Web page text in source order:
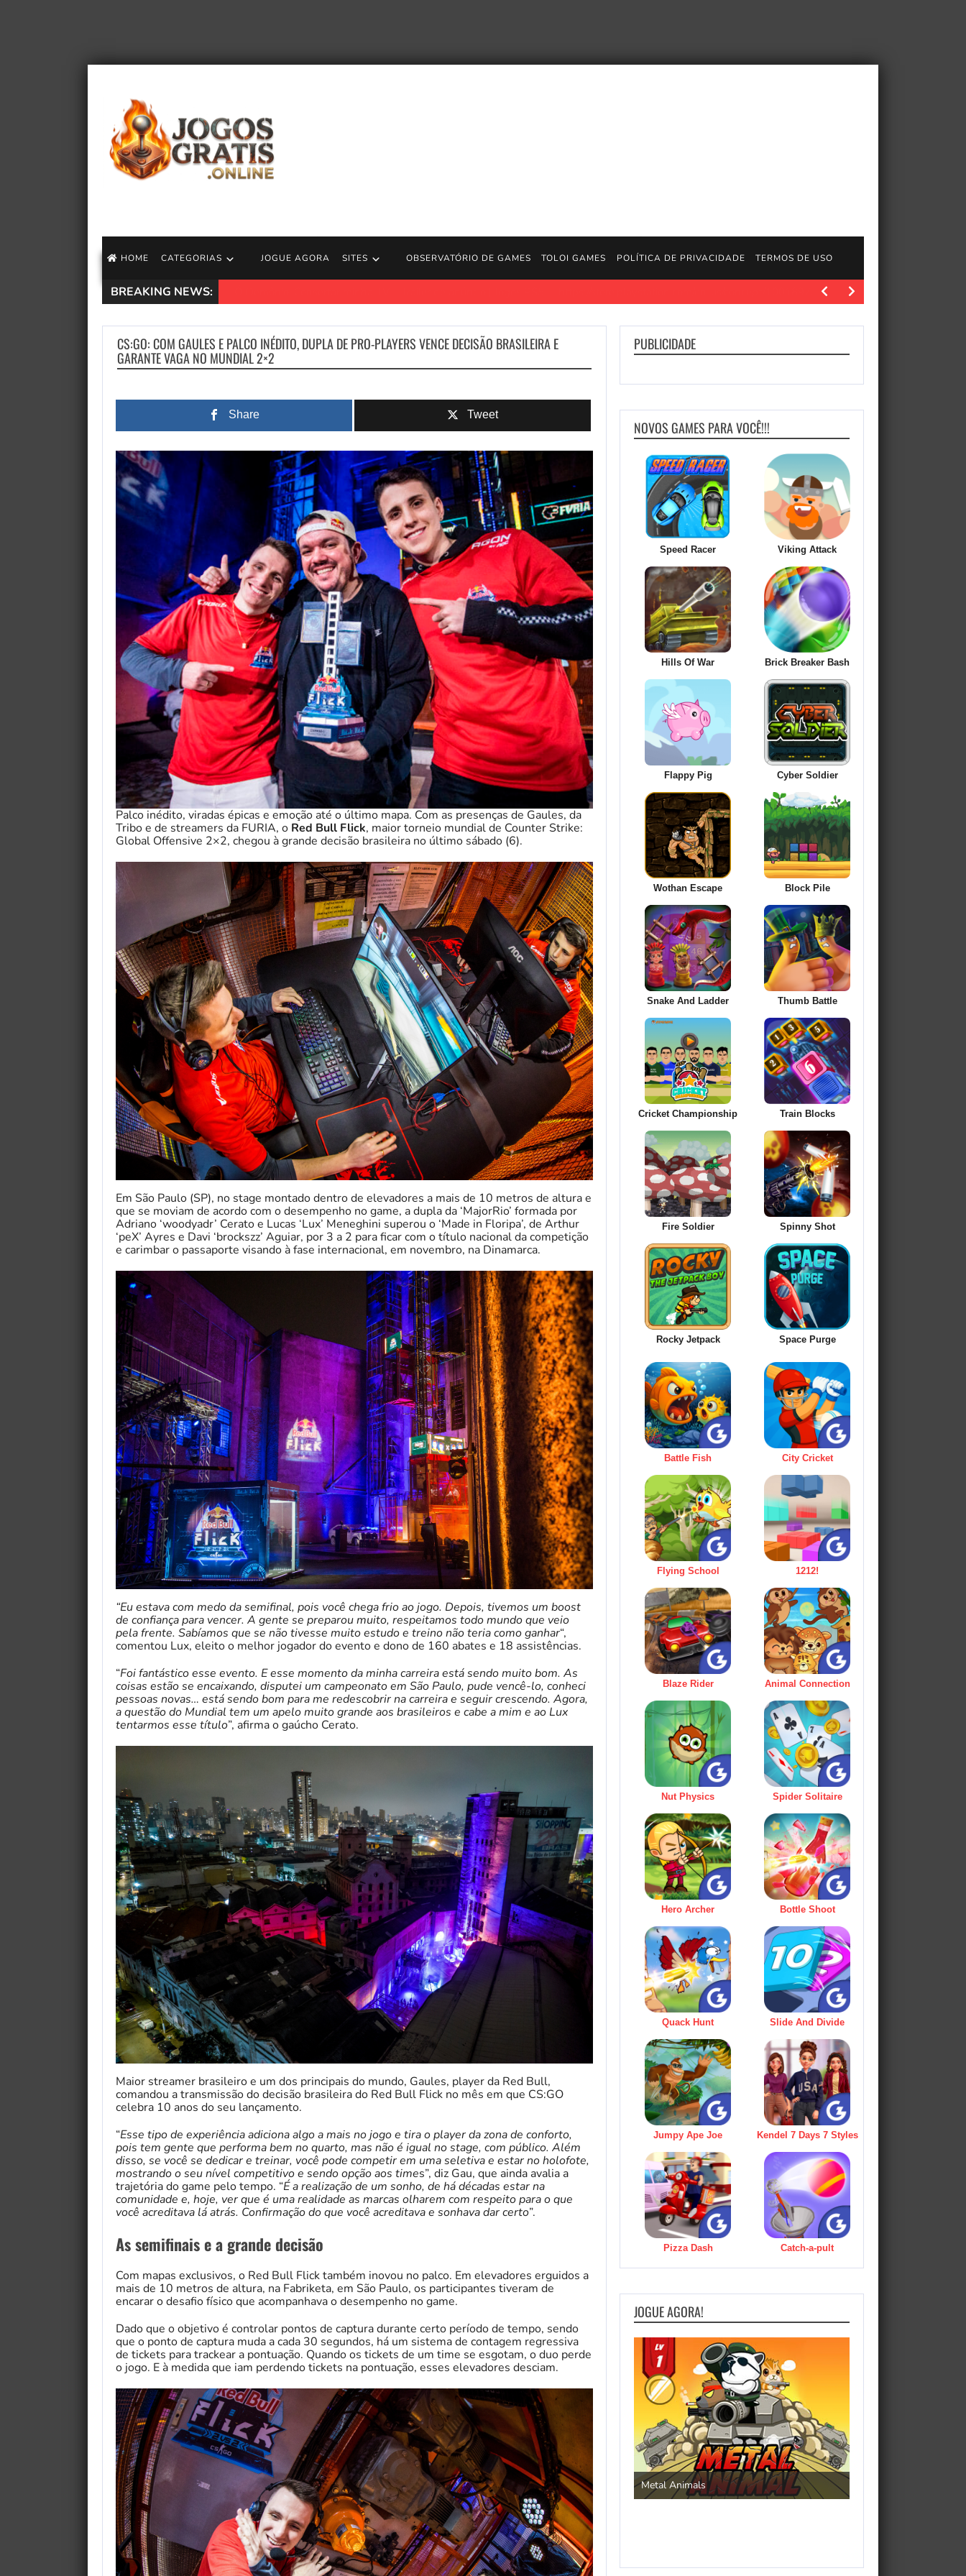
HOME CATEGORIAS JOGUE AGORA SITES OBSERVATÓRIO DE GAMES TOLOI GAMES POLÍTICA DE PRIVACIDADE TERMOS DE USO
BREAKING NEWS: Transporter 3 é um dos filmes de ação mais subestimados de Jason Statham e finalmente pode ser transmitido gratuitamente Polygon.com. Jason
CS:GO: COM GAULES E PALCO INÉDITO, DUPLA DE PRO-PLAYERS VENCE DECISÃO BRASILEIRA E
GARANTE VAGA NO MUNDIAL 2×2
Share Tweet
Palco inédito, viradas épicas e emoção até o último mapa. Com as presenças de Gaules, da
Tribo e de streamers da FURIA, o Red Bull Flick, maior torneio mundial de Counter Strike:
Global Offensive 2×2, chegou à grande decisão brasileira no último sábado (6).
Em São Paulo (SP), no stage montado dentro de elevadores a mais de 10 metros de altura e
que se moviam de acordo com o desempenho no game, a dupla da ‘MajorRio’ formada por
Adriano ‘woodyadr’ Cerato e Lucas ‘Lux’ Meneghini superou o ‘Made in Floripa’, de Arthur
‘peX’ Ayres e Davi ‘brockszz’ Aguiar, por 3 a 2 para ficar com o título nacional da competição
e carimbar o passaporte visando à fase internacional, em novembro, na Dinamarca.
“Eu estava com medo da semifinal, pois você chega frio ao jogo. Depois, tivemos um boost
de confiança para vencer. A gente se preparou muito, respeitamos todo mundo que veio
pela frente. Sabíamos que se não tivesse muito estudo e treino não teria como ganhar“,
comentou Lux, eleito o melhor jogador do evento e dono de 160 abates e 18 assistências.
“Foi fantástico esse evento. E esse momento da minha carreira está sendo muito bom. As
coisas estão se encaixando, disputei um campeonato em São Paulo, pude vencê-lo, conheci
pessoas novas… está sendo bom para me redescobrir na carreira e seguir crescendo. Agora,
a questão do Mundial tem um apelo muito grande aos brasileiros e cabe a mim e ao Lux
tentarmos esse título”, afirma o gaúcho Cerato.
Maior streamer brasileiro e um dos principais do mundo, Gaules, player da Red Bull,
comandou a transmissão do decisão brasileira do Red Bull Flick no mês em que CS:GO
celebra 10 anos do seu lançamento.
“Esse tipo de experiência adiciona algo a mais no jogo e tira o player da zona de conforto,
pois tem gente que performa bem no quarto, mas não é igual no stage, com público. Além
disso, se você se dedicar e treinar, você pode competir em uma seletiva e estar no holofote,
mostrando o seu nível competitivo e sendo opção aos times”, diz Gau, que ainda avalia a
trajetória do game pelo tempo. “É a realização de um sonho, de há décadas estar na
comunidade e, hoje, ver que é uma realidade as marcas olharem com respeito para o que
você acreditava lá atrás. Confirmação do que você acreditava e sonhava dar certo”.
As semifinais e a grande decisão
Com mapas exclusivos, o Red Bull Flick também inovou no palco. Em elevadores erguidos a
mais de 10 metros de altura, na Fabriketa, em São Paulo, os participantes tiveram de
encarar o desafio físico que acompanhava o desempenho no game.
Dado que o objetivo é controlar pontos de captura durante certo período de tempo, sendo
que o ponto de captura muda a cada 30 segundos, há um sistema de contagem regressiva
de tickets para trackear a pontuação. Quando os tickets de um time se esgotam, o duo perde
o jogo. E à medida que iam perdendo tickets na pontuação, esses elevadores desciam.
PUBLICIDADE
NOVOS GAMES PARA VOCÊ!!!
Speed Racer Viking Attack
Hills Of War Brick Breaker Bash
Flappy Pig Cyber Soldier
Wothan Escape Block Pile
Snake And Ladder Thumb Battle
Cricket Championship Train Blocks
Fire Soldier Spinny Shot
Rocky Jetpack Space Purge
Battle Fish City Cricket
Flying School 1212!
Blaze Rider Animal Connection
Nut Physics Spider Solitaire
Hero Archer Bottle Shoot
Quack Hunt Slide And Divide
Jumpy Ape Joe Kendel 7 Days 7 Styles
Pizza Dash Catch-a-pult
JOGUE AGORA!
My Fairytale Griffin
Jogos de Aventura
Metal Animals